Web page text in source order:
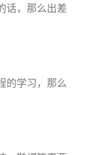
话，那么出差
的学习，那么